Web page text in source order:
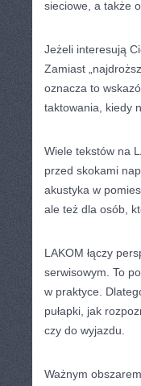
sieciowe, a także
Jeżeli interesują
Zamiast
oznacza to
taktowania, kiedy
Wiele tekstów na
przed skokami
akustyka w
ale też dla osób,
LAKOM łączy
serwisowym. To
w praktyce.
pułapki, jak
czy do wyjazdu.
Ważnym